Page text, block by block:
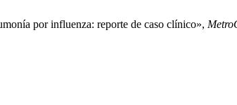
por influenza: reporte de caso clínico»,